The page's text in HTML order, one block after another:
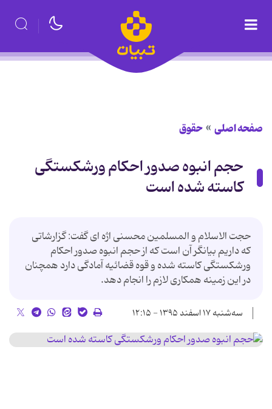
صفحه اصلی حقوق
حجم انبوه صدور احکام ورشکستگی
کاسته شده است
حجت الاسلام و المسلمین محسنی اژه ای گفت: گزارشاتی
كه داریم بیانگر آن است كه از حجم انبوه صدور احكام
ورشكستگی كاسته شده و قوه قضائیه آمادگی دارد همچنان
در این زمینه همكاری لازم را انجام دهد.
سه‌شنبه ۱۷ اسفند ۱۳۹۵ - ۱۲:۱۵